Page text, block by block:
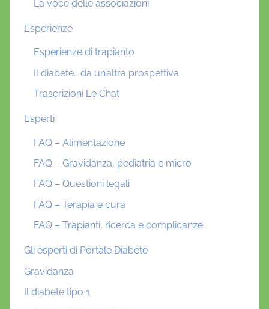
La voce delle associazioni
Esperienze
Esperienze di trapianto
Il diabete… da un’altra prospettiva
Trascrizioni Le Chat
Esperti
FAQ – Alimentazione
FAQ – Gravidanza, pediatria e micro
FAQ – Questioni legali
FAQ – Terapia e cura
FAQ – Trapianti, ricerca e complicanze
Gli esperti di Portale Diabete
Gravidanza
Il diabete tipo 1